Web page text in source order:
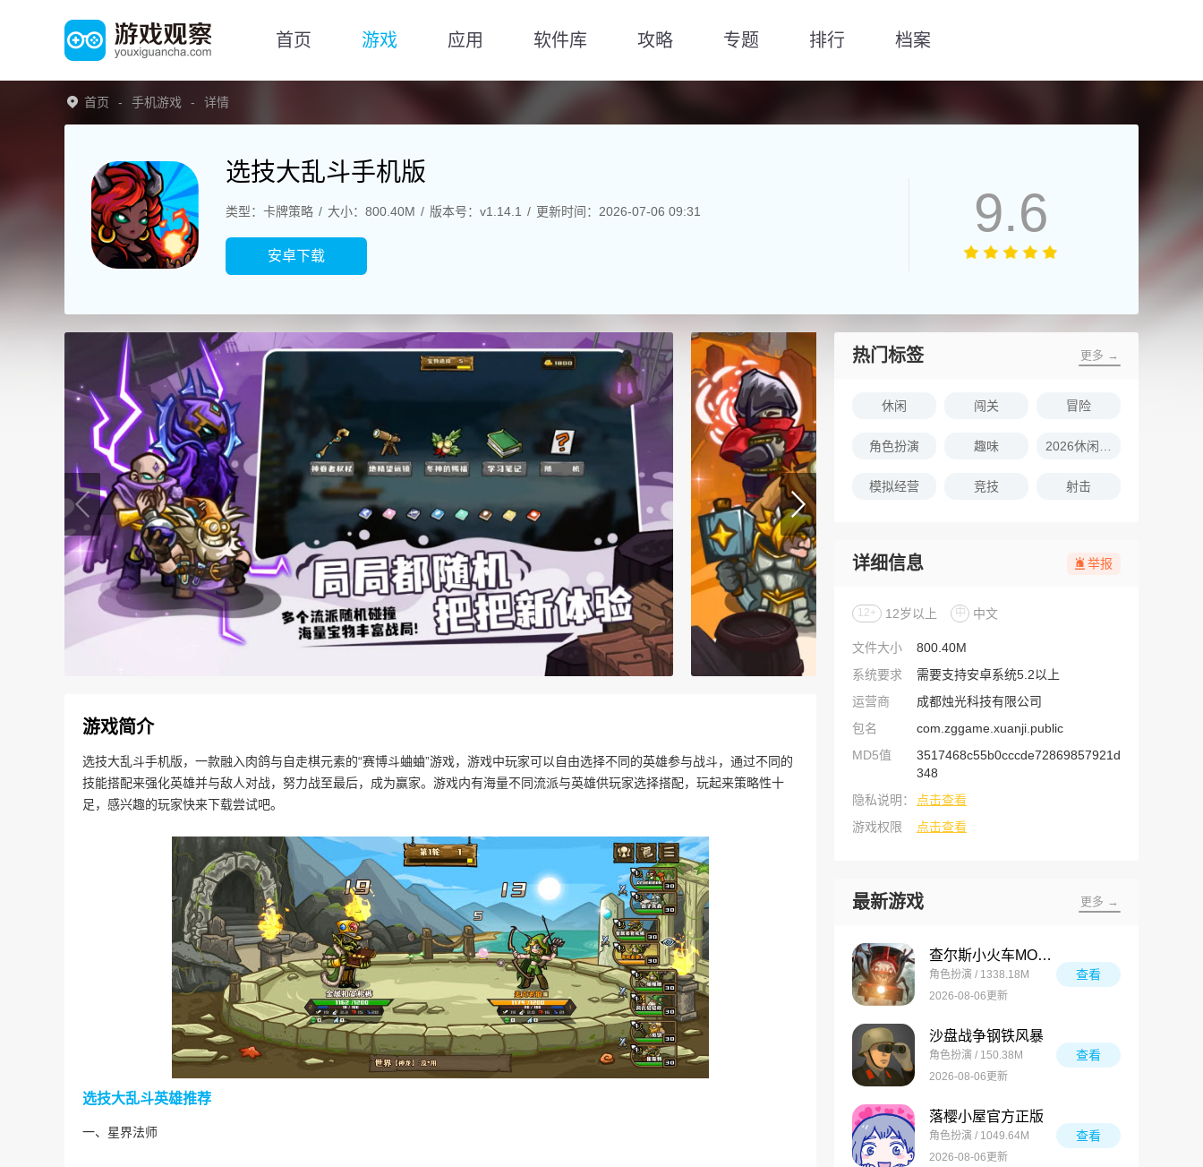
首页 游戏 应用 软件库 攻略 专题 排行 档案
首页 手机游戏 详情
选技大乱斗手机版
类型：卡牌策略 大小：800.40M 版本号：v1.14.1 更新时间：2026-07-06 09:31
安卓下载
9.6
游戏简介
选技大乱斗手机版，一款融入肉鸽与自走棋元素的“赛博斗蛐蛐”游戏，游戏中玩家可以自由选择不同的英雄参与战斗，通过不同的
技能搭配来强化英雄并与敌人对战，努力战至最后，成为赢家。游戏内有海量不同流派与英雄供玩家选择搭配，玩起来策略性十
足，感兴趣的玩家快来下载尝试吧。
选技大乱斗英雄推荐
一、星界法师
热门标签 更多 →
休闲 闯关 冒险
角色扮演 趣味
模拟经营 竞技 射击
详细信息 举报
12+ 12岁以上 中 中文
文件大小
800.40M
系统要求
需要支持安卓系统5.2以上
运营商
成都烛光科技有限公司
包名
com.zggame.xuanji.public
MD5值
3517468c55b0cccde72869857921d
348
隐私说明：
点击查看
游戏权限
点击查看
最新游戏 更多 →
查尔斯小火车MOD菜单版
角色扮演 / 1338.18M
2026-08-06更新
查看
沙盘战争钢铁风暴
角色扮演 / 150.38M
2026-08-06更新
查看
落樱小屋官方正版
角色扮演 / 1049.64M
2026-08-06更新
查看